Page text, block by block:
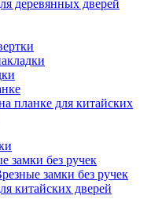
деревянных дверей
планке для китайских
замки без ручек
замки без ручек
китайских дверей